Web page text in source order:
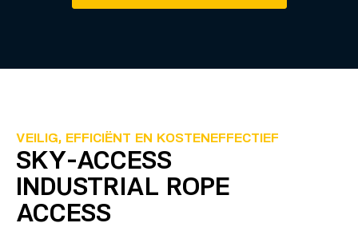
VEILIG, EFFICIËNT EN KOSTENEFFECTIEF
SKY-ACCESS
INDUSTRIAL ROPE
ACCESS